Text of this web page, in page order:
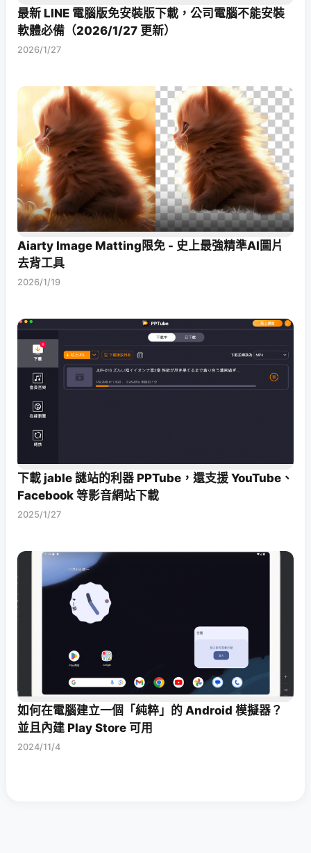
最新 LINE 電腦版免安裝版下載，公司電腦不能安裝
軟體必備（2026/1/27 更新）
2026/1/27
Aiarty Image Matting限免 - 史上最強精準AI圖片
去背工具
2026/1/19
下載 jable 謎站的利器 PPTube，還支援 YouTube、
Facebook 等影音網站下載
2025/1/27
如何在電腦建立一個「純粹」的 Android 模擬器？
並且內建 Play Store 可用
2024/11/4